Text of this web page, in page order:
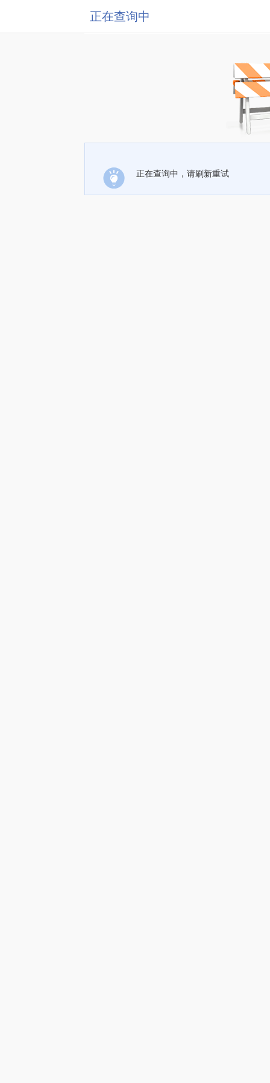
正在查询中
正在查询中，请刷新重试